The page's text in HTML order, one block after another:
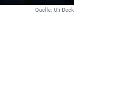
Quelle: Uli Deck